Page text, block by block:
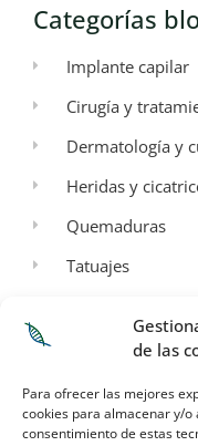
de las
Para ofrecer las mejores
cookies para almacenar y/o
consentimiento de estas
Categorías
Implante capilar
Cirugía y
Dermatología y
Heridas y
Quemaduras
Tatuajes
Aspectos
Aviso legal
Política de
Términos y